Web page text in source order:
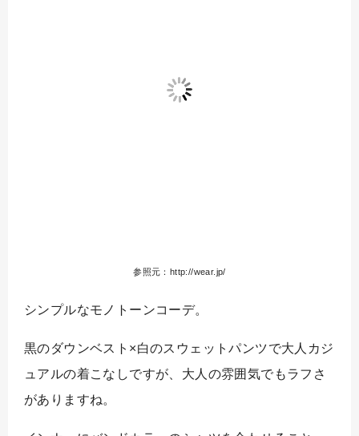
参照元：http://wear.jp/
シンプルなモノトーンコーデ。
黒のダウンベスト×白のスウェットパンツで大人カジ
ュアルの着こなしですが、大人の雰囲気でもラフさ
がありますね。